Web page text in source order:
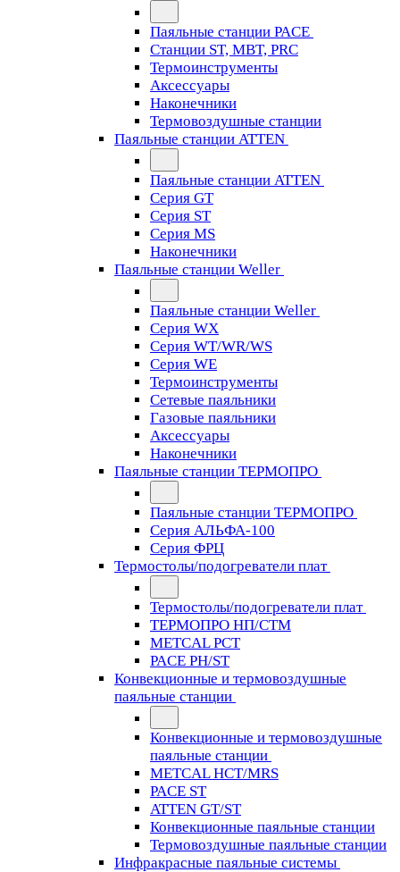
Паяльные станции PACE
Станции ST, MBT, PRC
Термоинструменты
Аксессуары
Наконечники
Термовоздушные станции
Паяльные станции ATTEN
Паяльные станции ATTEN
Серия GT
Серия ST
Серия MS
Наконечники
Паяльные станции Weller
Паяльные станции Weller
Серия WX
Серия WT/WR/WS
Серия WE
Термоинструменты
Сетевые паяльники
Газовые паяльники
Аксессуары
Наконечники
Паяльные станции ТЕРМОПРО
Паяльные станции ТЕРМОПРО
Серия АЛЬФА-100
Серия ФРЦ
Термостолы/подогреватели плат
Термостолы/подогреватели плат
ТЕРМОПРО НП/СТМ
METCAL PCT
PACE PH/ST
Конвекционные и термовоздушные
паяльные станции
Конвекционные и термовоздушные
паяльные станции
METCAL HCT/MRS
PACE ST
ATTEN GT/ST
Конвекционные паяльные станции
Термовоздушные паяльные станции
Инфракрасные паяльные системы